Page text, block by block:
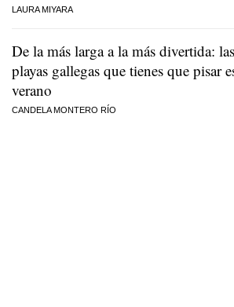
LAURA MIYARA
De la más larga a la más divertida:
playas gallegas que tienes que pisar
verano
CANDELA MONTERO RÍO